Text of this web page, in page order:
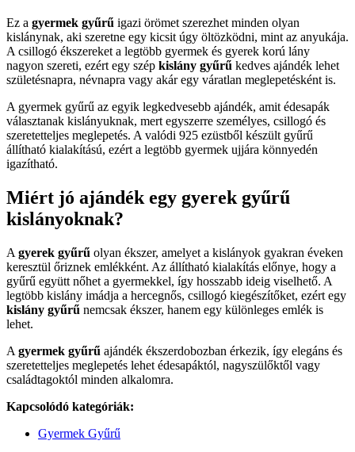
Ez a gyermek gyűrű igazi örömet szerezhet minden olyan
kislánynak, aki szeretne egy kicsit úgy öltözködni, mint az anyukája.
A csillogó ékszereket a legtöbb gyermek és gyerek korú lány
nagyon szereti, ezért egy szép kislány gyűrű kedves ajándék lehet
születésnapra, névnapra vagy akár egy váratlan meglepetésként is.
A gyermek gyűrű az egyik legkedvesebb ajándék, amit édesapák
választanak kislányuknak, mert egyszerre személyes, csillogó és
szeretetteljes meglepetés. A valódi 925 ezüstből készült gyűrű
állítható kialakítású, ezért a legtöbb gyermek ujjára könnyedén
igazítható.
Miért jó ajándék egy gyerek gyűrű
kislányoknak?
A gyerek gyűrű olyan ékszer, amelyet a kislányok gyakran éveken
keresztül őriznek emlékként. Az állítható kialakítás előnye, hogy a
gyűrű együtt nőhet a gyermekkel, így hosszabb ideig viselhető. A
legtöbb kislány imádja a hercegnős, csillogó kiegészítőket, ezért egy
kislány gyűrű nemcsak ékszer, hanem egy különleges emlék is
lehet.
A gyermek gyűrű ajándék ékszerdobozban érkezik, így elegáns és
szeretetteljes meglepetés lehet édesapáktól, nagyszülőktől vagy
családtagoktól minden alkalomra.
Kapcsolódó kategóriák:
Gyermek Gyűrű